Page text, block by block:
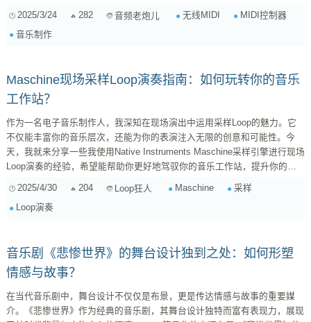
来趋势，以及实际案例分析，希望能给你提供一些有价值的参考。 1. 无线
MIDI控制器的优势：自由的魅力 相比传统的有线MIDI控制器，无线MIDI控
制器最大的优势就是“自由”。 摆脱线缆束缚： 这是最显而易见的好处。无
2025/3/24 282 音频老炮儿 无线MIDI
MIDI控制器
音乐制作
Maschine现场采样Loop演奏指南：如何玩转你的音乐
工作站？
作为一名电子音乐制作人，我深知在现场演出中运用采样Loop的魅力。它
不仅能丰富你的音乐层次，还能为你的表演注入无限的创意和可能性。今
天，我就来分享一些我使用Native Instruments Maschine采样引擎进行现场
Loop演奏的经验，希望能帮助你更好地驾驭你的音乐工作站，提升你的舞
技巧之前，我想先聊聊为什么我选择Maschine。市面上有很多采样器和
Loop工作站，但Maschine的优势在于其强大的硬件控制和直观的软件界面
2025/4/30 204 Loop狂人 Maschine
采样
Loop演奏
音乐剧《悲惨世界》的舞台设计独到之处：如何形塑
情感与故事？
在当代音乐剧中，舞台设计不仅仅是布景，更是传达情感与故事的重要媒
介。《悲惨世界》作为经典的音乐剧，其舞台设计独特而富有表现力，展现